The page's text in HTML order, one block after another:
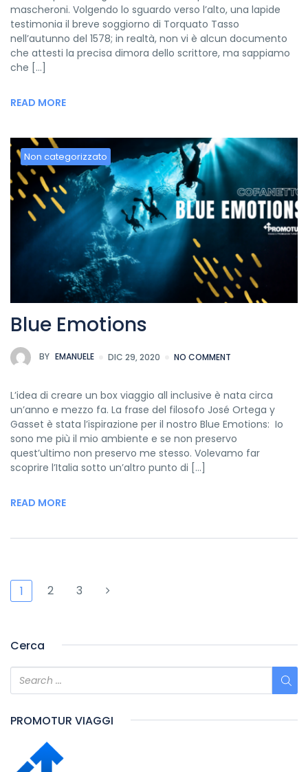
mascheroni. Volgendo lo sguardo verso l’alto, una lapide
testimonia il breve soggiorno di Torquato Tasso
nell’autunno del 1578; in realtà, non vi è alcun documento
che attesti la precisa dimora dello scrittore, ma sappiamo
che […]
READ MORE
Non categorizzato
Blue Emotions
BY EMANUELE DIC 29, 2020 NO COMMENT
L’idea di creare un box viaggio all inclusive è nata circa
un’anno e mezzo fa. La frase del filosofo José Ortega y
Gasset è stata l’ispirazione per il nostro Blue Emotions: Io
sono me più il mio ambiente e se non preservo
quest’ultimo non preservo me stesso. Volevamo far
scoprire l’Italia sotto un’altro punto di […]
READ MORE
1 2 3
Cerca
PROMOTUR VIAGGI